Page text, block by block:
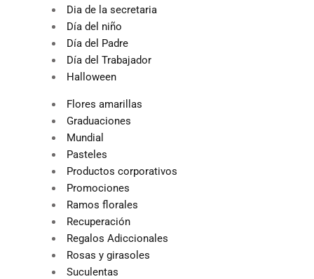
Dia de la secretaria
Día del niño
Día del Padre
Día del Trabajador
Halloween
Flores amarillas
Graduaciones
Mundial
Pasteles
Productos corporativos
Promociones
Ramos florales
Recuperación
Regalos Adiccionales
Rosas y girasoles
Suculentas